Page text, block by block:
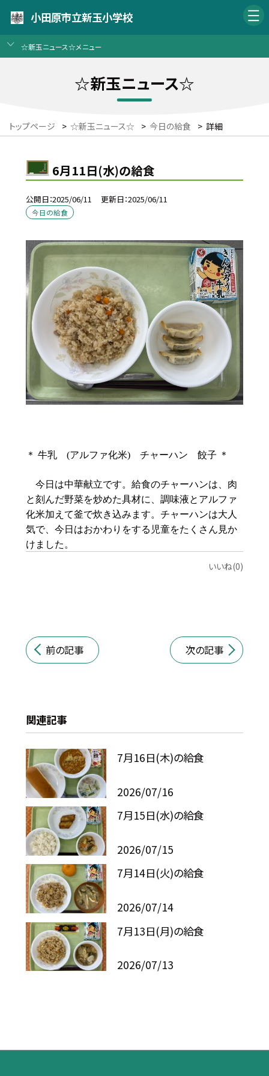
小田原市立新玉小学校
☆新玉ニュース☆メニュー
☆新玉ニュース☆
トップページ > ☆新玉ニュース☆ > 今日の給食 > 詳細
6月11日(水)の給食
公開日 2025/06/11 更新日 2025/06/11
今日の給食
＊ 牛乳 (アルファ化米) チャーハン 餃子 ＊
今日は中華献立です。給食のチャーハンは、肉
と刻んだ野菜を炒めた具材に、調味液とアルファ
化米加えて釜で炊き込みます。チャーハンは大人
気で、今日はおかわりをする児童をたくさん見か
けました。
いいね(0)
前の記事 次の記事
関連記事
7月16日(木)の給食
2026/07/16
7月15日(水)の給食
2026/07/15
7月14日(火)の給食
2026/07/14
7月13日(月)の給食
2026/07/13